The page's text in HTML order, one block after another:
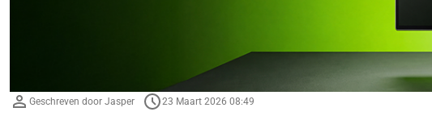
Geschreven door Jasper 23 Maart 2026 08:49